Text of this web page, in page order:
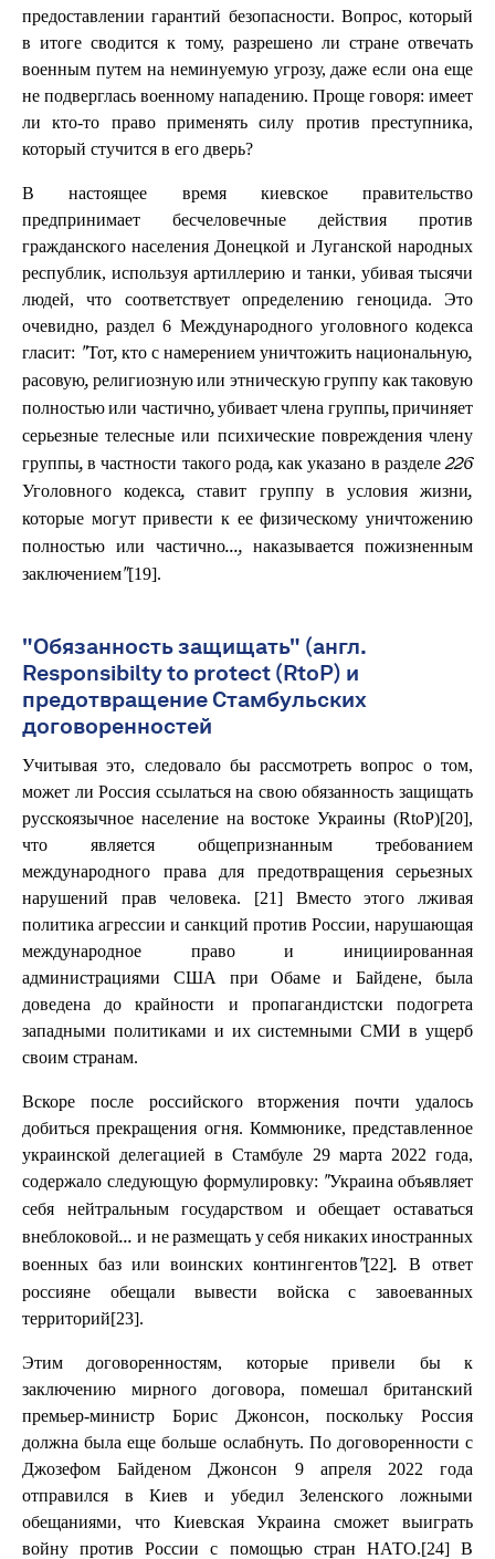
предоставлении гарантий безопасности. Вопрос, который
в итоге сводится к тому, разрешено ли стране отвечать
военным путем на неминуемую угрозу, даже если она еще
не подверглась военному нападению. Проще говоря: имеет
ли кто-то право применять силу против преступника,
который стучится в его дверь?
В настоящее время киевское правительство
предпринимает бесчеловечные действия против
гражданского населения Донецкой и Луганской народных
республик, используя артиллерию и танки, убивая тысячи
людей, что соответствует определению геноцида. Это
очевидно, раздел 6 Международного уголовного кодекса
гласит: "Тот, кто с намерением уничтожить национальную,
расовую, религиозную или этническую группу как таковую
полностью или частично, убивает члена группы, причиняет
серьезные телесные или психические повреждения члену
группы, в частности такого рода, как указано в разделе 226
Уголовного кодекса, ставит группу в условия жизни,
которые могут привести к ее физическому уничтожению
полностью или частично..., наказывается пожизненным
заключением"[19].
"Обязанность защищать" (англ.
Responsibilty to protect (RtoP) и
предотвращение Стамбульских
договоренностей
Учитывая это, следовало бы рассмотреть вопрос о том,
может ли Россия ссылаться на свою обязанность защищать
русскоязычное население на востоке Украины (RtoP)[20],
что является общепризнанным требованием
международного права для предотвращения серьезных
нарушений прав человека. [21] Вместо этого лживая
политика агрессии и санкций против России, нарушающая
международное право и инициированная
администрациями США при Обаме и Байдене, была
доведена до крайности и пропагандистски подогрета
западными политиками и их системными СМИ в ущерб
своим странам.
Вскоре после российского вторжения почти удалось
добиться прекращения огня. Коммюнике, представленное
украинской делегацией в Стамбуле 29 марта 2022 года,
содержало следующую формулировку: "Украина объявляет
себя нейтральным государством и обещает оставаться
внеблоковой... и не размещать у себя никаких иностранных
военных баз или воинских контингентов"[22]. В ответ
россияне обещали вывести войска с завоеванных
территорий[23].
Этим договоренностям, которые привели бы к
заключению мирного договора, помешал британский
премьер-министр Борис Джонсон, поскольку Россия
должна была еще больше ослабнуть. По договоренности с
Джозефом Байденом Джонсон 9 апреля 2022 года
отправился в Киев и убедил Зеленского ложными
обещаниями, что Киевская Украина сможет выиграть
войну против России с помощью стран НАТО.[24] В